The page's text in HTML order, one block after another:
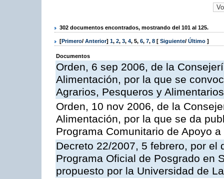
302 documentos encontrados, mostrando del 101 al 125.
[Primero/ Anterior] 1, 2, 3, 4, 5, 6, 7, 8 [ Siguiente/ Último ]
Documentos
Orden, 6 sep 2006, de la
Alimentación, por la que se
Agrarios, Pesqueros y
Orden, 10 nov 2006, de la
Alimentación, por la que se da
Programa Comunitario de Apoyo
Decreto 22/2007, 5 febrero, por
Programa Oficial de Posgrado en
propuesto por la Universidad de